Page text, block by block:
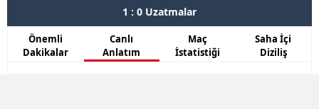
1 : 0 Uzatmalar
Önemli
Dakikalar
Canlı
Anlatım
Maç
İstatistiği
Saha İçi
Diziliş